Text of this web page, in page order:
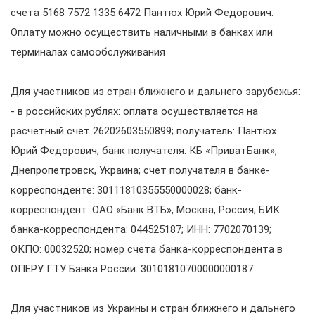
счета 5168 7572 1335 6472 Пантюх Юрий Федорович.
Оплату можно осуществить наличными в банках или
терминалах самообслуживания
Для участников из стран ближнего и дальнего зарубежья:
- в российских рублях: оплата осуществляется на
расчетный счет 26202603550899; получатель: Пантюх
Юрий Федорович; банк получателя: КБ «ПриватБанк»,
Днепропетровск, Украина; счет получателя в банке-
корреспонденте: 30111810355550000028; банк-
корреспондент: ОАО «Банк ВТБ», Москва, Россия; БИК
банка-корреспондента: 044525187; ИНН: 7702070139;
ОКПО: 00032520; номер счета банка-корреспондента в
ОПЕРУ ГТУ Банка России: 30101810700000000187
Для участников из Украины и стран ближнего и дальнего